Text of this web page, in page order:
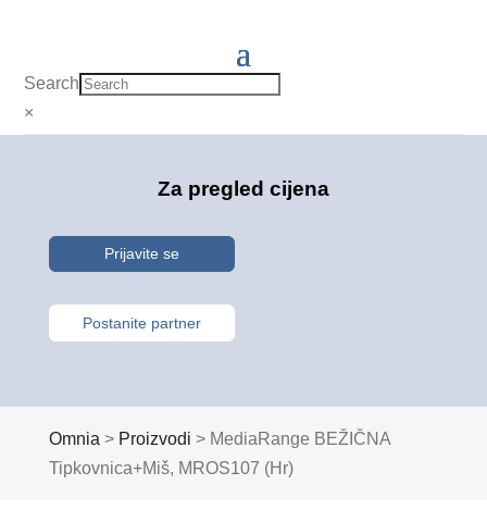
Search
×
Za pregled cijena
Prijavite se
Postanite partner
Omnia > Proizvodi > MediaRange BEŽIČNA
Tipkovnica+Miš, MROS107 (Hr)